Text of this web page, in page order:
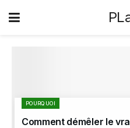
POURQUOI
Comment démêler le